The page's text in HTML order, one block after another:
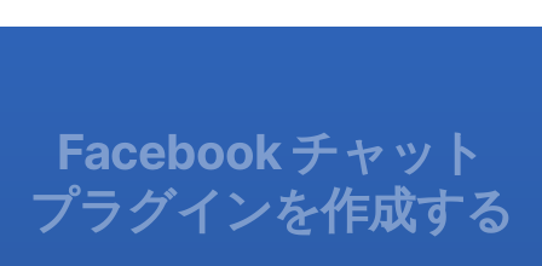
Facebook チャット
プラグインを作成する